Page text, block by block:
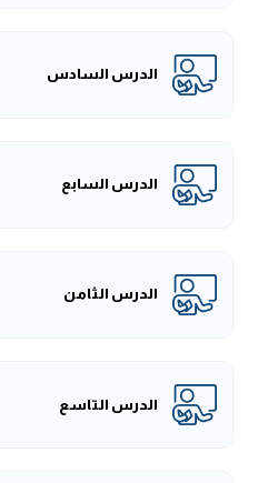
الدرس السادس
الدرس السابع
الدرس الثامن
الدرس التاسع